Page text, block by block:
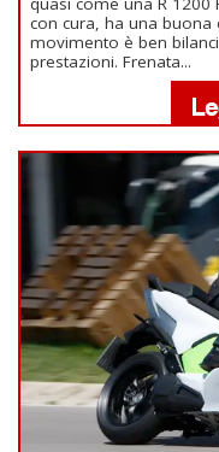
con cura, ha una buona
movimento è ben
prestazioni. Frenata...